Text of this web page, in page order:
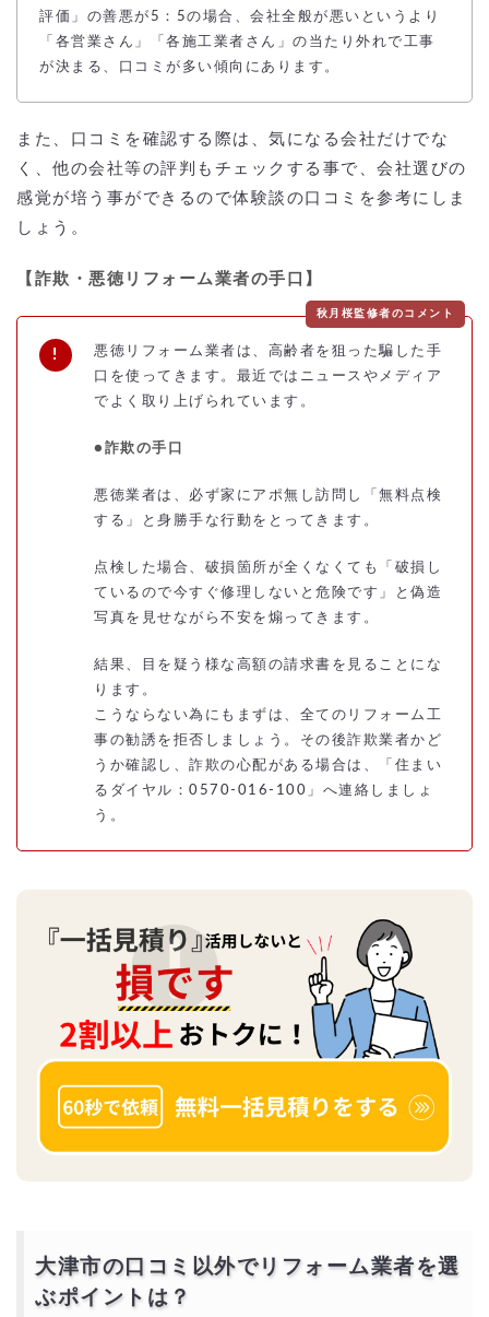
評価」の善悪が5：5の場合、会社全般が悪いというより
「各営業さん」「各施工業者さん」の当たり外れで工事
が決まる、口コミが多い傾向にあります。
また、口コミを確認する際は、気になる会社だけでな
く、他の会社等の評判もチェックする事で、会社選びの
感覚が培う事ができるので体験談の口コミを参考にしま
しょう。
【詐欺・悪徳リフォーム業者の手口】
秋月桜監修者のコメント
悪徳リフォーム業者は、高齢者を狙った騙した手
口を使ってきます。最近ではニュースやメディア
でよく取り上げられています。
●詐欺の手口
悪徳業者は、必ず家にアポ無し訪問し「無料点検
する」と身勝手な行動をとってきます。
点検した場合、破損箇所が全くなくても「破損し
ているので今すぐ修理しないと危険です」と偽造
写真を見せながら不安を煽ってきます。
結果、目を疑う様な高額の請求書を見ることにな
ります。
こうならない為にもまずは、全てのリフォーム工
事の勧誘を拒否しましょう。その後詐欺業者かど
うか確認し、詐欺の心配がある場合は、「住まい
るダイヤル：0570-016-100」へ連絡しましょ
う。
大津市の口コミ以外でリフォーム業者を選
ぶポイントは？